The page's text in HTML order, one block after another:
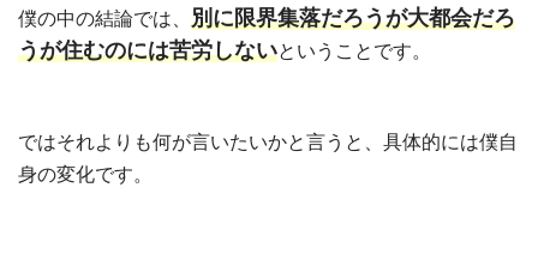
僕の中の結論では、 別に限界集落だろうが大都会だろ
うが住むのには苦労しないということです。
ではそれよりも何が言いたいかと言うと、具体的には僕自
身の変化です。